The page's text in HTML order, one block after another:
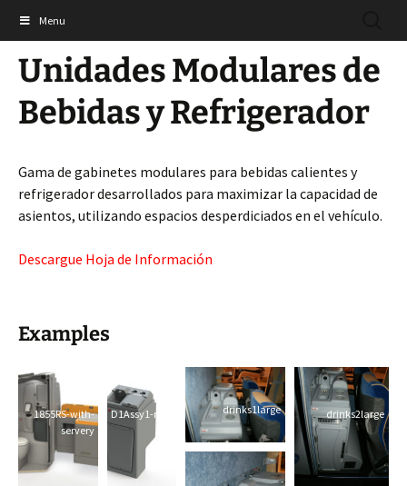
Shades Technics Ltd
contenido
Menu
Unidades Modulares de
Bebidas y Refrigerador
Gama de gabinetes modulares para bebidas calientes y
refrigerador desarrollados para maximizar la capacidad de
asientos, utilizando espacios desperdiciados en el vehículo.
Descargue Hoja de Información
Examples
1855RS-with-
servery
D1Assy1-min drinks1large drinks2large